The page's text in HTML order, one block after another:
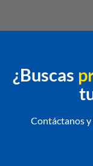
¿Buscas
Contáctanos